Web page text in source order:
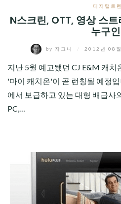
디지털트
N스크린, OTT, 영상 스
누구
by 자그니 2012년 08
지난 5월 예고됐던 CJ E&M 캐
'마이 캐치온'이 곧 런칭될 예정
에서 보급하고 있는 대형 배급사
PC,…